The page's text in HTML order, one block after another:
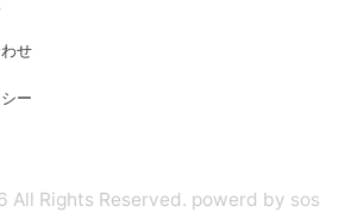
せ
ー
All Rights Reserved. powerd by sos